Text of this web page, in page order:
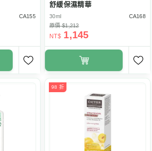
CA155
舒緩保濕精華
30ml
CA168
原價 $1,212
NT$ 1,145
98 折